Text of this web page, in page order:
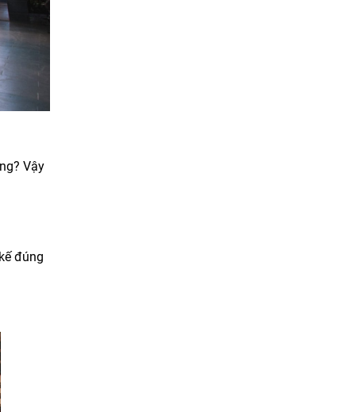
Vậy
đúng